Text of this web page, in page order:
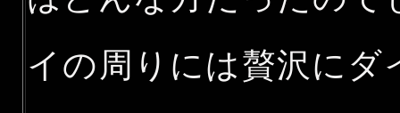
イの周りには贅沢に